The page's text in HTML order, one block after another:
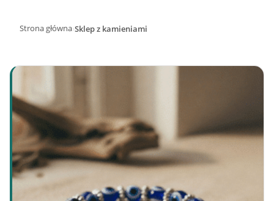
Strona główna›Sklep z kamieniami